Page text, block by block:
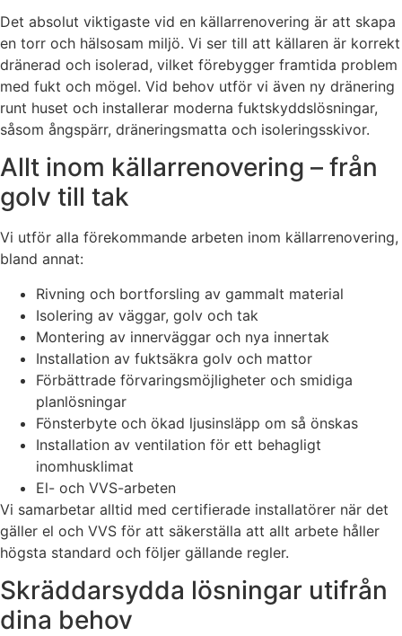
Det absolut viktigaste vid en källarrenovering är att skapa
en torr och hälsosam miljö. Vi ser till att källaren är korrekt
dränerad och isolerad, vilket förebygger framtida problem
med fukt och mögel. Vid behov utför vi även ny dränering
runt huset och installerar moderna fuktskyddslösningar,
såsom ångspärr, dräneringsmatta och isoleringsskivor.
Allt inom källarrenovering – från
golv till tak
Vi utför alla förekommande arbeten inom källarrenovering,
bland annat:
Rivning och bortforsling av gammalt material
Isolering av väggar, golv och tak
Montering av innerväggar och nya innertak
Installation av fuktsäkra golv och mattor
Förbättrade förvaringsmöjligheter och smidiga
planlösningar
Fönsterbyte och ökad ljusinsläpp om så önskas
Installation av ventilation för ett behagligt
inomhusklimat
El- och VVS-arbeten
Vi samarbetar alltid med certifierade installatörer när det
gäller el och VVS för att säkerställa att allt arbete håller
högsta standard och följer gällande regler.
Skräddarsydda lösningar utifrån
dina behov